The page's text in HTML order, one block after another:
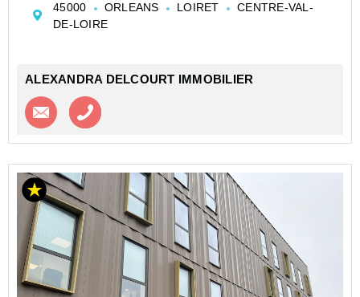
l'Avenue des Droits de l'Homme et des commerces, il
bénéficie d'un em...
45000 ORLEANS LOIRET
CENTRE-VAL-
DE-LOIRE
ALEXANDRA DELCOURT IMMOBILIER
Contacter l'agence